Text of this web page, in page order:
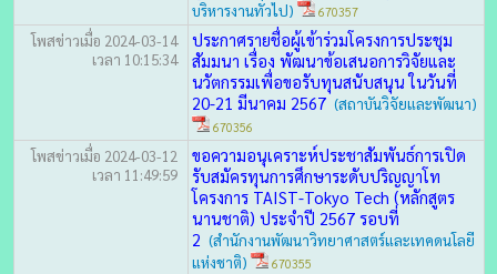
บริหารงานทั่วไป)
670357
โพสข่าวเมื่อ 2024-03-14
เวลา 10:15:34
ประกาศรายชื่อผู้เข้าร่วมโครงการประชุม
สัมมนา เรื่อง พัฒนาข้อเสนอการวิจัยและ
นวัตกรรมเพื่อขอรับทุนสนับสนุน ในวันที่
20-21 มีนาคม 2567 (สถาบันวิจัยและพัฒนา)
670356
โพสข่าวเมื่อ 2024-03-12
เวลา 11:49:59
ขอความอนุเคราะห์ประชาสัมพันธ์การเปิด
รับสมัครทุนการศึกษาระดับปริญญาโท
โครงการ TAIST-Tokyo Tech (หลักสูตร
นานชาติ) ประจำปี 2567 รอบที่
2 (สำนักงานพัฒนาวิทยาศาสตร์และเทคดนโลยี
แห่งชาติ)
670355